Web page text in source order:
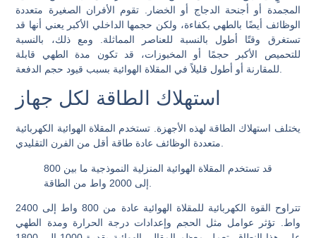
المجمدة أو أجنحة الدجاج أو الخضار. تقوم الأفران الصغيرة متعددة
الوظائف أيضًا بالطهي بكفاءة، ولكن حجمها الداخلي الأكبر يعني أنها قد
تستغرق وقتًا أطول بالنسبة للعناصر المماثلة. ومع ذلك، بالنسبة
للتحميص الأكبر حجمًا أو المخبوزات، قد تكون مدة الطهي قابلة
استهلاك الطاقة لكل جهاز
يختلف استهلاك الطاقة لهذه الأجهزة. تستخدم المقلاة الهوائية الكهربائية
متعددة الوظائف عادة طاقة أقل من الفرن التقليدي.
قد تستخدم المقلاة الهوائية المنزلية النموذجية ما بين 800
تتراوح القوة الكهربائية للمقلاة الهوائية عادة من 800 واط إلى 2400
واط. تؤثر عوامل مثل الحجم وإعدادات درجة الحرارة ومدة الطهي